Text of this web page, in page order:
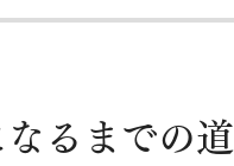
るまでの